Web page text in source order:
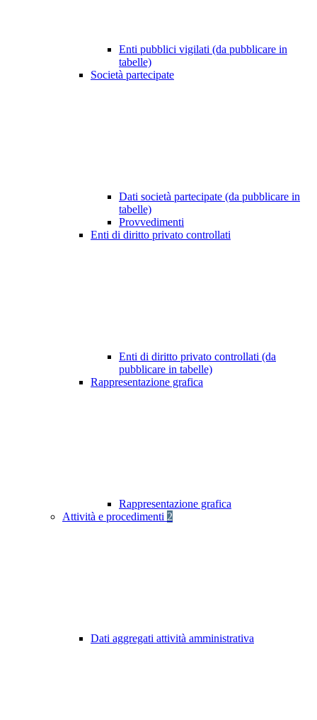
Enti pubblici vigilati (da pubblicare in
tabelle)
Società partecipate
Dati società partecipate (da pubblicare in
tabelle)
Provvedimenti
Enti di diritto privato controllati
Enti di diritto privato controllati (da
pubblicare in tabelle)
Rappresentazione grafica
Rappresentazione grafica
Attività e procedimenti 2
Dati aggregati attività amministrativa